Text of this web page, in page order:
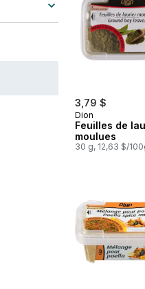
3,79 $
Dion
Feuilles de
moulues
30 g, 12,63 $/